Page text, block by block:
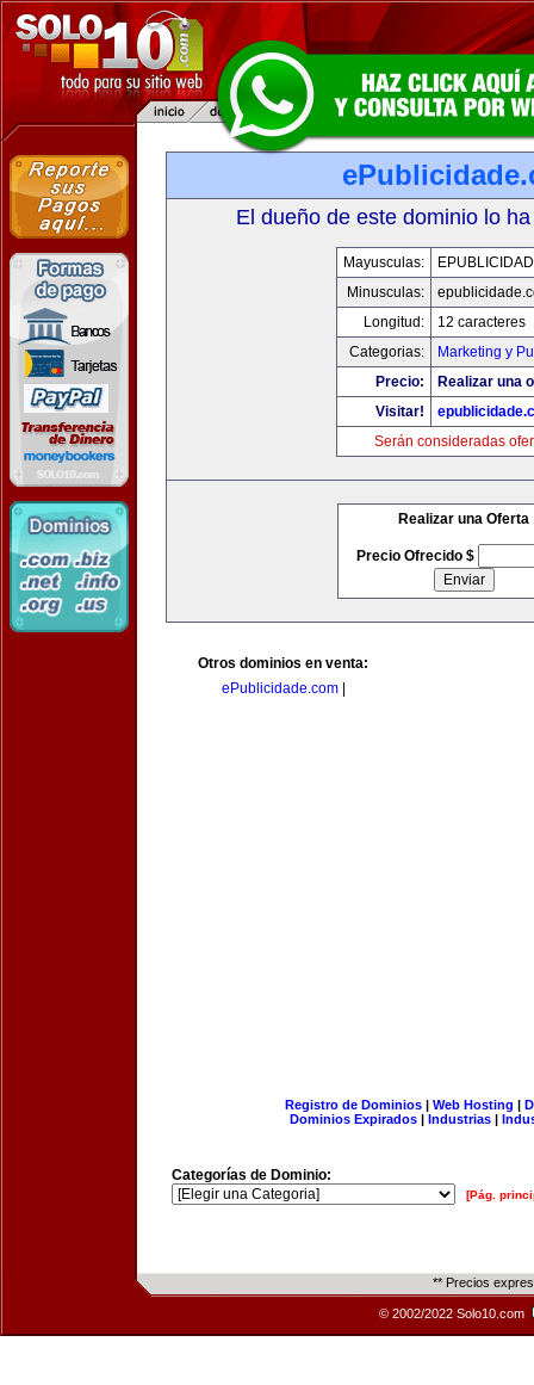
El dueño de este dominio lo
Mayusculas:
Minusculas:
Longitud:
12 caracteres
Categorias:
Marketing y
Precio:
Realizar una
Visitar!
Serán consideradas
Realizar una Oferta
Precio Ofrecido $
Otros dominios en venta:
ePublicidade.com|
Registro de Dominios| Web Hosting |
Dominios Expirados | Industrias |
Categorías de Dominio:
[Pág.
** Precios
© 2002/2022 Solo10.com